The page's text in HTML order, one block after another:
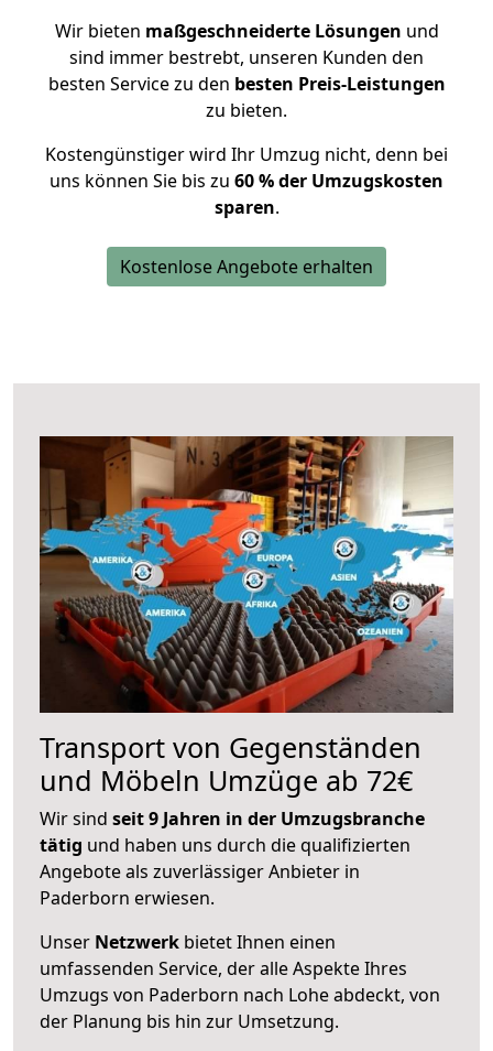
Wir bieten maßgeschneiderte Lösungen und
sind immer bestrebt, unseren Kunden den
besten Service zu den besten Preis-Leistungen
zu bieten.
Kostengünstiger wird Ihr Umzug nicht, denn bei
uns können Sie bis zu 60 % der Umzugskosten
sparen.
Kostenlose Angebote erhalten
Transport von Gegenständen
und Möbeln Umzüge ab 72€
Wir sind seit 9 Jahren in der Umzugsbranche
tätig und haben uns durch die qualifizierten
Angebote als zuverlässiger Anbieter in
Paderborn erwiesen.
Unser Netzwerk bietet Ihnen einen
umfassenden Service, der alle Aspekte Ihres
Umzugs von Paderborn nach Lohe abdeckt, von
der Planung bis hin zur Umsetzung.